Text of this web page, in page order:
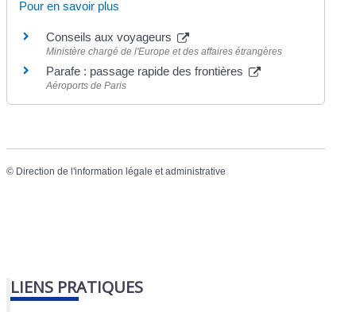
Pour en savoir plus
Conseils aux voyageurs
Ministère chargé de l'Europe et des affaires étrangères
Parafe : passage rapide des frontières
Aéroports de Paris
© Direction de l'information légale et administrative
LIENS PRATIQUES